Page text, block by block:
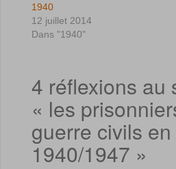
1940
12 juillet 2014
Dans "1940"
4 réflexions au
« les
guerre civils
1940/1947 »